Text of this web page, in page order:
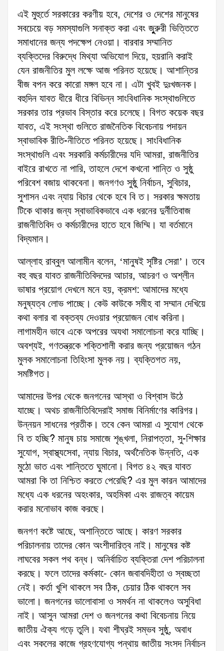
এই মুহুর্তে সরকারের করণীয় হবে, দেশের ও দেশের মানুষের
সবচেয়ে বড় সমস্যাগুলি সনাক্ত করা এবং জুুুরুরী ভিত্তিতে
সমাধানের জন্য পদক্ষেপ নেওয়া। বারবার সম্মানিত
ব্যক্তিদের বিরুদ্ধে মিথ্যা অভিযোগ দিয়ে, হয়রানি করাই
যেন রাজনীতির মুল লক্ষে আজ পরিনত হয়েছে। আশান্তির
বীজ বপন করে কারো মঙ্গল হবে না। এটা খুবই দুঃখজনক।
বহুদিন যাবত ধীরে ধীরে বিভিন্ন সাংবিধানিক সংস্থাগুলিতে
সরকার তার প্রভাব বিস্তার করে চলেছে। বিগত কয়েক বছর
যাবত, এই সংস্থা গুলিতে রাজনৈতিক বিবেচনায় পদায়ন
স্বাভাবিক রীতি-নীতিতে পরিনত হয়েছে। সাংবিধানিক
সংস্থাগুলি এবং সরকারি কর্মচারীদের যদি আমরা, রাজনীতির
বাইরে রাখতে না পারি, তাহলে দেশে কখনো শান্তি ও সুষ্ঠু
পরিবেশ বজায় থাকবেনা। জনগণও সুষ্ঠু নির্বাচন, সুবিচার,
সুশাসন এবং ন্যায় বিচার থেকে হবে বি ত। সরকার ক্ষমতায়
টিকে থাকার জন্য স্বাভাবিকভাবে এক ধরনের দুর্নীতিবাজ
রাজনীতিবিদ ও কর্মচারীদের হাতে হবে জিম্মি। যা বর্তমানে
বিদ্যমান।
আল্লাহ রাব্বুল আলামীন বলেন, ‘মানুষই সৃষ্টির সেরা’। তবে
বহু বছর যাবত রাজনীতিবিদদের আচার, আচরণ ও অশ্লীন
ভাষার প্রয়োগ দেখলে মনে হয়, ক্রমশ: আমাদের মধ্যে
মনুষ্যত্ব লোভ পাচ্ছে। কেউ কাউকে সমীহ বা সম্মান দেখিয়ে
কথা বলার বা বক্তব্য দেওয়ার প্রয়োজন বোধ করিনা।
লাগামহীন ভাবে একে অপরের অযথা সমালোচনা করে যাচ্ছি।
অবশ্যই, গণতন্ত্রকে শক্তিশালী করার জন্য প্রয়োজন গঠন
মুলক সমালোচনা তিহিংসা মুলক নয়। ব্যক্তিগত নয়,
সমষ্টিগত।
আমাদের উপর থেকে জনগনের আস্থা ও বিশ্বাস উঠে
যাচ্ছে। অথচ রাজনীতিবিদেরাই সমাজ বিনির্মাণের কারিগর।
উন্নয়ন সাধনের প্রতীক। তবে কেন আমরা এ সুযোগ থেকে
বি ত হচ্ছি? মানুষ চায় সমাজে শৃঙ্খলা, নিরাপত্তা, সু-শিক্ষার
সুযোগ, স্বাস্থ্যসেবা, ন্যায় বিচার, অর্থনৈতিক উন্নতি, এক
মুঠো ভাত এবং শান্তিতে ঘুমানো। বিগত ৪২ বছর যাবত
আমরা কি তা নিশ্চিত করতে পেরেছি? এর মুল কারন আমাদের
মধ্যে এক ধরনের অহংকার, অহমিকা এবং রাজত্ব কায়েম
করার মনোভাব কাজ করছে।
জনগণ কষ্টে আছে, অশান্তিতে আছে। কারণ সরকার
পরিচালনায় তাদের কোন অংশীদারিত্ব নাই। মানুষের কষ্ট
লাঘবের সকল পথ বন্ধ। অনির্বাচিত ব্যক্তিরা দেশ পরিচালনা
করছে। ফলে তাদের কর্মকা-ে কোন জবাবদিহীতা ও স্বচ্ছতা
নেই। কর্তা খুশি থাকলে সব ঠিক, চেয়ার ঠিক থাকলে সব
ভালো। জনগনের ভালোবাসা ও সমর্থন না থাকলেও অসুবিধা
নাই। আসুন আমরা দেশ ও জনগনের কথা বিবেচনায় নিয়ে
জাতীয় ঐক্য গড়ে তুলি। যথা শীঘ্রই সম্ভব সুষ্ঠু, অবাধ
এবং সকলের কাজে গ্রহণযোগ্য পন্থায় জাতীয় সংসদ নির্বাচন